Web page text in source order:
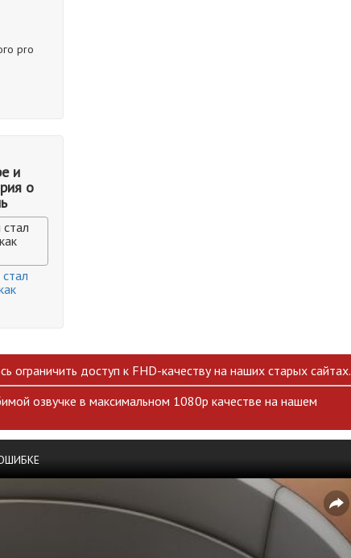
pro
и
о
ограничить доступ к FHD-качеству на наших старых сайтах.
озвучке в максимальном 1080p качестве на нашем